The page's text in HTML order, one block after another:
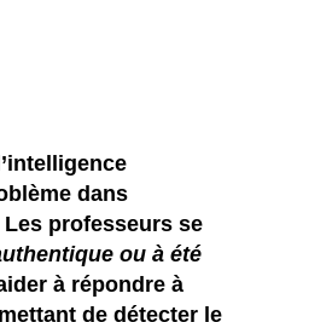
dans
professeurs se
ou à été
à répondre à
de détecter le